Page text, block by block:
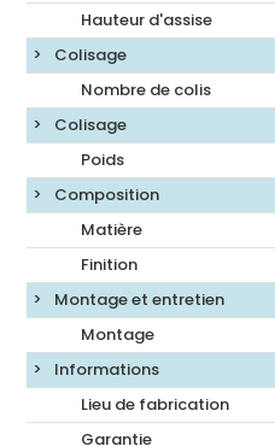
Hauteur d'assise
Colisage
Nombre de colis
Colisage
Poids
Composition
Matière
Finition
Montage et entretien
Montage
Informations
Lieu de fabrication
Garantie